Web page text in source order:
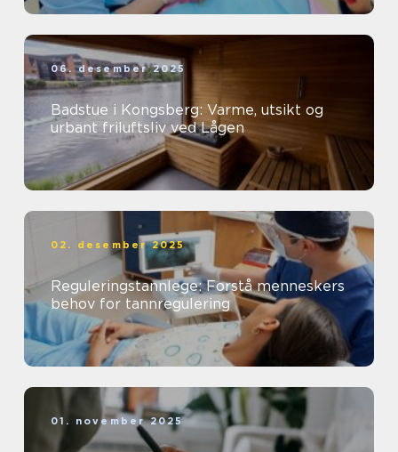
06. desember 2025
Badstue i Kongsberg: Varme, utsikt og
urbant friluftsliv ved Lågen
02. desember 2025
Reguleringstannlege: Forstå menneskers
behov for tannregulering
01. november 2025